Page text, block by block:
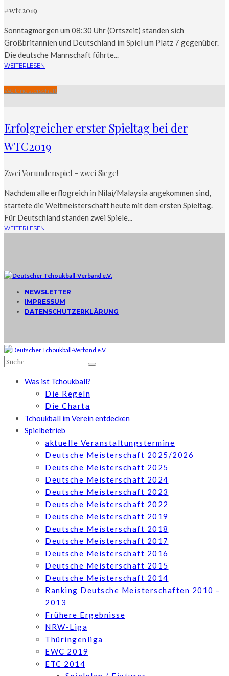
#wtc2019
Sonntagmorgen um 08:30 Uhr (Ortszeit) standen sich
Großbritannien und Deutschland im Spiel um Platz 7 gegenüber.
Die deutsche Mannschaft führte...
WEITERLESEN
Weltmeisterschaft
Erfolgreicher erster Spieltag bei der
WTC2019
Zwei Vorundenspiel - zwei Siege!
Nachdem alle erflogreich in Nilai/Malaysia angekommen sind,
startete die Weltmeisterschaft heute mit dem ersten Spieltag.
Für Deutschland standen zwei Spiele...
WEITERLESEN
NEWSLETTER
IMPRESSUM
DATENSCHUTZERKLÄRUNG
Was ist Tchoukball?
Die Regeln
Die Charta
Tchoukball im Verein entdecken
Spielbetrieb
aktuelle Veranstaltungstermine
Deutsche Meisterschaft 2025/2026
Deutsche Meisterschaft 2025
Deutsche Meisterschaft 2024
Deutsche Meisterschaft 2023
Deutsche Meisterschaft 2022
Deutsche Meisterschaft 2019
Deutsche Meisterschaft 2018
Deutsche Meisterschaft 2017
Deutsche Meisterschaft 2016
Deutsche Meisterschaft 2015
Deutsche Meisterschaft 2014
Ranking Deutsche Meisterschaften 2010 –
2013
Frühere Ergebnisse
NRW-Liga
Thüringenliga
EWC 2019
ETC 2014